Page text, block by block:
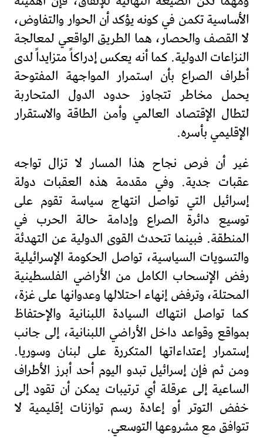
الأساسية تكمن في كونه يؤكد أن الحوار والتفاوض،
لا القصف والحصار، هما الطريق الواقعي لمعالجة
النزاعات الدولية. كما أنه يعكس إدراكاً متزايداً لدى
أطراف الصراع بأن استمرار المواجهة المفتوحة
يحمل مخاطر تتجاوز حدود الدول المتحاربة
لتطال الإقتصاد العالمي وأمن الطاقة والاستقرار
الإقليمي بأسره.
غير أن فرص نجاح هذا المسار لا تزال تواجه
عقبات جدية. وفي مقدمة هذه العقبات دولة
إسرائيل التي تواصل انتهاج سياسة تقوم على
توسيع دائرة الصراع وإدامة حالة الحرب في
المنطقة. فبينما تتحدث القوى الدولية عن التهدئة
والتسويات السياسية، تواصل الحكومة الإسرائيلية
رفض الإنسحاب الكامل من الأراضي الفلسطينية
المحتلة، وترفض إنهاء احتلالها وعدوانها على غزة،
كما تواصل انتهاك السيادة اللبنانية والإحتفاظ
بمواقع وقواعد داخل الأراضي اللبنانية، إلى جانب
إستمرار إعتداءاتها المتكررة على لبنان وسوريا.
ومن ثم فإن إسرائيل تبدو اليوم أحد أبرز الأطراف
الساعية إلى عرقلة أي ترتيبات يمكن أن تقود إلى
خفض التوتر أو إعادة رسم توازنات إقليمية لا
تتوافق مع مشروعها التوسعي.